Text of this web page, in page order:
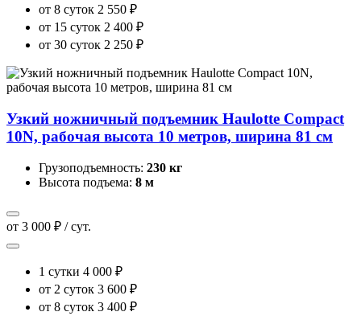
от 8 суток 2 550 ₽
от 15 суток 2 400 ₽
от 30 суток 2 250 ₽
Узкий ножничный подъемник Haulotte Compact
10N, рабочая высота 10 метров, ширина 81 см
Грузоподъемность: 230 кг
Высота подъема: 8 м
от 3 000 ₽ / сут.
1 сутки 4 000 ₽
от 2 суток 3 600 ₽
от 8 суток 3 400 ₽